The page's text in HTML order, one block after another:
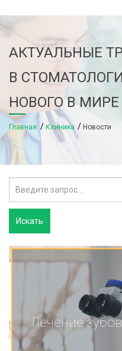
АКТУАЛЬНЫЕ
В
НОВОГО В
Главная Клиника Новости
Лечение